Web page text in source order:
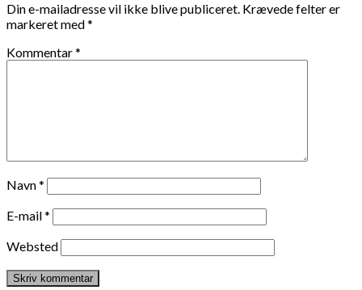
Din e-mailadresse vil ikke blive publiceret. Krævede felter er
markeret med*
Kommentar*
Navn*
E-mail*
Websted